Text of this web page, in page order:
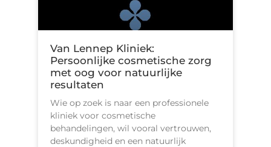
Van Lennep Kliniek:
Persoonlijke cosmetische zorg
met oog voor natuurlijke
resultaten
Wie op zoek is naar een professionele
kliniek voor cosmetische
behandelingen, wil vooral vertrouwen,
deskundigheid en een natuurlijk